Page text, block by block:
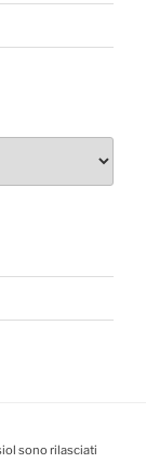
sono rilasciati